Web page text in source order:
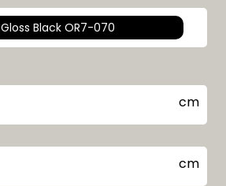
Gloss Black OR7-070